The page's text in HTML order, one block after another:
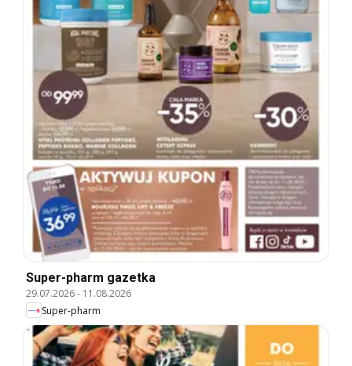
Super-pharm gazetka
29.07.2026- 11.08.2026
Super-pharm